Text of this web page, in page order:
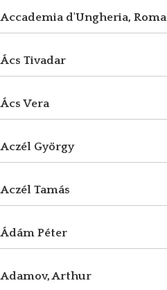
Accademia d'Ungheria, Roma
Ács Tivadar
Ács Vera
Aczél György
Aczél Tamás
Ádám Péter
Adamov, Arthur